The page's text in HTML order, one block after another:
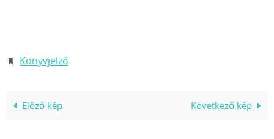
Könyvjelző.
Előző kép Következő kép